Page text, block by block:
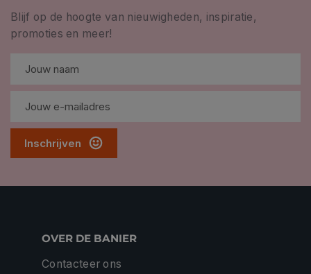
Blijf op de hoogte van nieuwigheden, inspiratie,
promoties en meer!
Inschrijven
OVER DE BANIER
Contacteer ons